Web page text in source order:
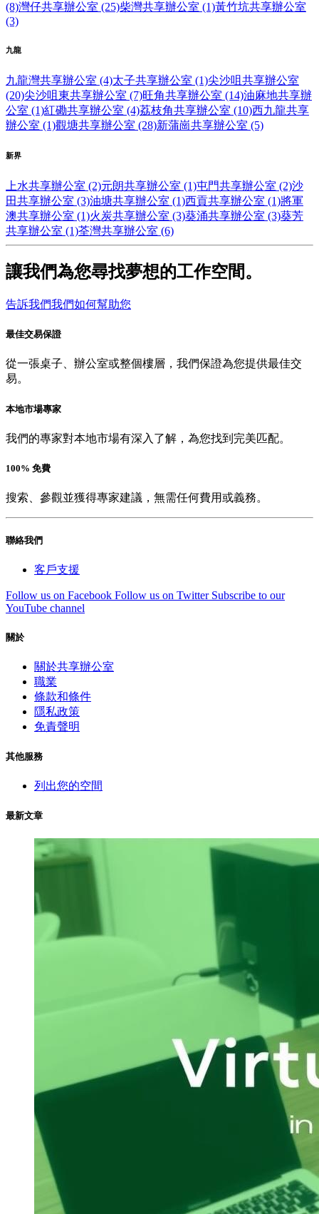
(8)灣仔共享辦公室 (25)柴灣共享辦公室 (1)黃竹坑共享辦公室
(3)
九龍
九龍灣共享辦公室 (4)太子共享辦公室 (1)尖沙咀共享辦公室
(20)尖沙咀東共享辦公室 (7)旺角共享辦公室 (14)油麻地共享辦
公室 (1)紅磡共享辦公室 (4)荔枝角共享辦公室 (10)西九龍共享
辦公室 (1)觀塘共享辦公室 (28)新蒲崗共享辦公室 (5)
新界
上水共享辦公室 (2)元朗共享辦公室 (1)屯門共享辦公室 (2)沙
田共享辦公室 (3)油塘共享辦公室 (1)西貢共享辦公室 (1)將軍
澳共享辦公室 (1)火炭共享辦公室 (3)葵涌共享辦公室 (3)葵芳
共享辦公室 (1)荃灣共享辦公室 (6)
讓我們為您尋找夢想的工作空間。
告訴我們我們如何幫助您
最佳交易保證
從一張桌子、辦公室或整個樓層，我們保證為您提供最佳交
易。
本地市場專家
我們的專家對本地市場有深入了解，為您找到完美匹配。
100% 免費
搜索、參觀並獲得專家建議，無需任何費用或義務。
聯絡我們
客戶支援
Follow us on Facebook Follow us on Twitter Subscribe to our
YouTube channel
關於
關於共享辦公室
職業
條款和條件
隱私政策
免責聲明
其他服務
列出您的空間
最新文章